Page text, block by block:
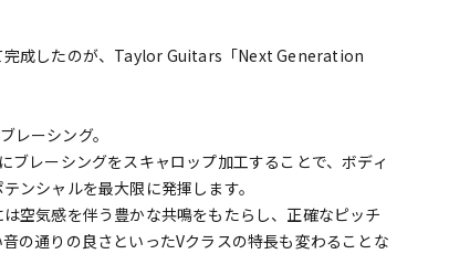
完成したのが、Taylor Guitars「Next Generation
ーシング。
ブレーシングをスキャロップ加工することで、ボディ
ンシャルを最大限に発揮します。
空気感を伴う豊かな共鳴をもたらし、正確なピッチ
の通りの良さといったVクラスの特長も変わることな